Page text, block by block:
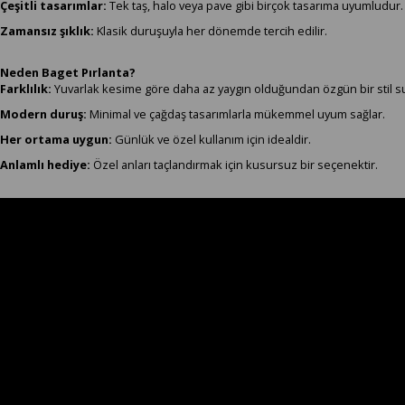
Çeşitli tasarımlar: Tek taş, halo veya pave gibi birçok tasarıma uyumludur.
Zamansız şıklık: Klasik duruşuyla her dönemde tercih edilir.
Neden Baget Pırlanta?
Farklılık: Yuvarlak kesime göre daha az yaygın olduğundan özgün bir stil
Modern duruş: Minimal ve çağdaş tasarımlarla mükemmel uyum sağlar.
Her ortama uygun: Günlük ve özel kullanım için idealdir.
Anlamlı hediye: Özel anları taçlandırmak için kusursuz bir seçenektir.